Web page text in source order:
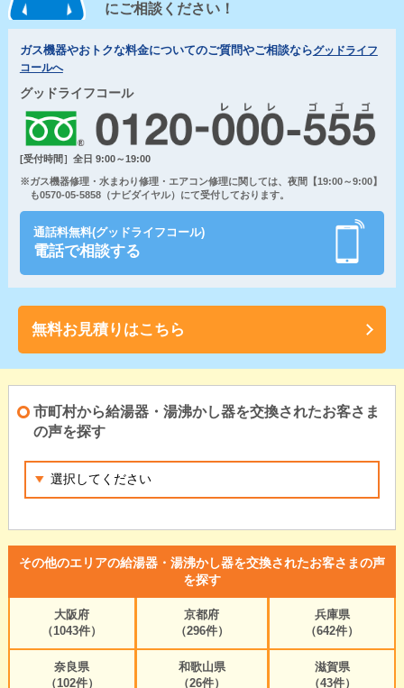
にご相談ください！
ガス機器やおトクな料金についてのご質問やご相談ならグッドライフ
コールへ
グッドライフコール
[受付時間］全日 9:00～19:00
※ガス機器修理・水まわり修理・エアコン修理に関しては、夜間【19:00～9:00】
も0570-05-5858（ナビダイヤル）にて受付しております。
通話料無料(グッドライフコール)
電話で相談する
無料お見積りはこちら
市町村から給湯器・湯沸かし器を交換されたお客さま
の声を探す
その他のエリアの給湯器・湯沸かし器を交換されたお客さまの声
を探す
大阪府
（1043件）
京都府
（296件）
兵庫県
（642件）
奈良県
（102件）
和歌山県
（26件）
滋賀県
（43件）